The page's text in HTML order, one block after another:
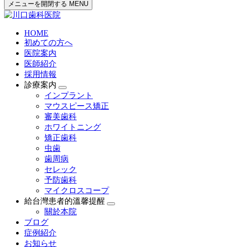
メニューを開閉する MENU
HOME
初めての方へ
医院案内
医師紹介
採用情報
診療案内
インプラント
マウスピース矯正
審美歯科
ホワイトニング
矯正歯科
虫歯
歯周病
セレック
予防歯科
マイクロスコープ
給台灣患者的溫馨提醒
關於本院
ブログ
症例紹介
お知らせ